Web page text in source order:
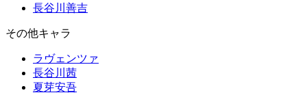
長谷川善吉
その他キャラ
ラヴェンツァ
長谷川茜
夏芽安吾